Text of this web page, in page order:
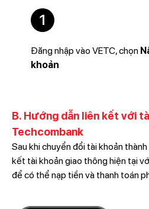
1
Đăng nhập vào VETC, chọn
khoản
B. Hướng dẫn liên kết với
Techcombank
Sau khi chuyển đổi tài khoản
kết tài khoản giao thông hiện tại
để có thể nạp tiền và thanh toán